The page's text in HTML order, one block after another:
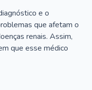
e o
que afetam o
renais. Assim,
que esse médico